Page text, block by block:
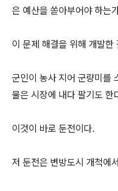
은 예산을 쏟아부어야 하는
이 문제 해결을 위해 개발한
군인이 농사 지어 군량미를
물은 시장에 내다 팔기도 한
이것이 바로 둔전이다.
저 둔전은 변방도시 개척에